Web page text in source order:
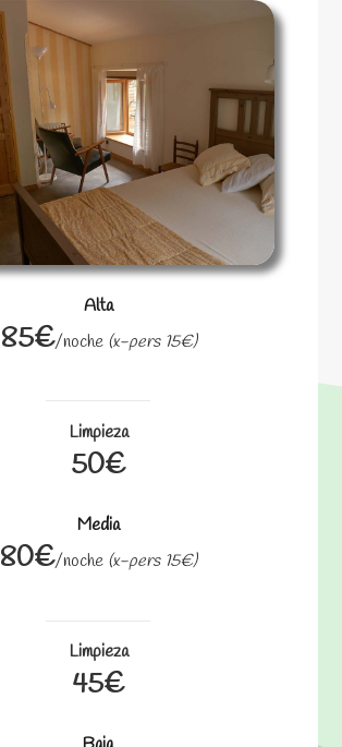
Alta
85€/noche (x-pers 15€)
Limpieza
50€
Media
80€/noche (x-pers 15€)
Limpieza
45€